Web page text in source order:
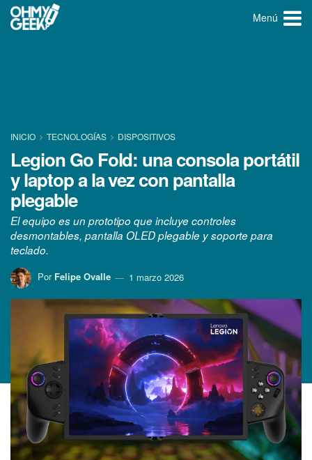
Menú
INICIO TECNOLOGÍ­AS DISPOSITIVOS
Legion Go Fold: una consola portátil
y laptop a la vez con pantalla
plegable
El equipo es un prototipo que incluye controles
desmontables, pantalla OLED plegable y soporte para
teclado.
Por Felipe Ovalle 1 marzo 2026